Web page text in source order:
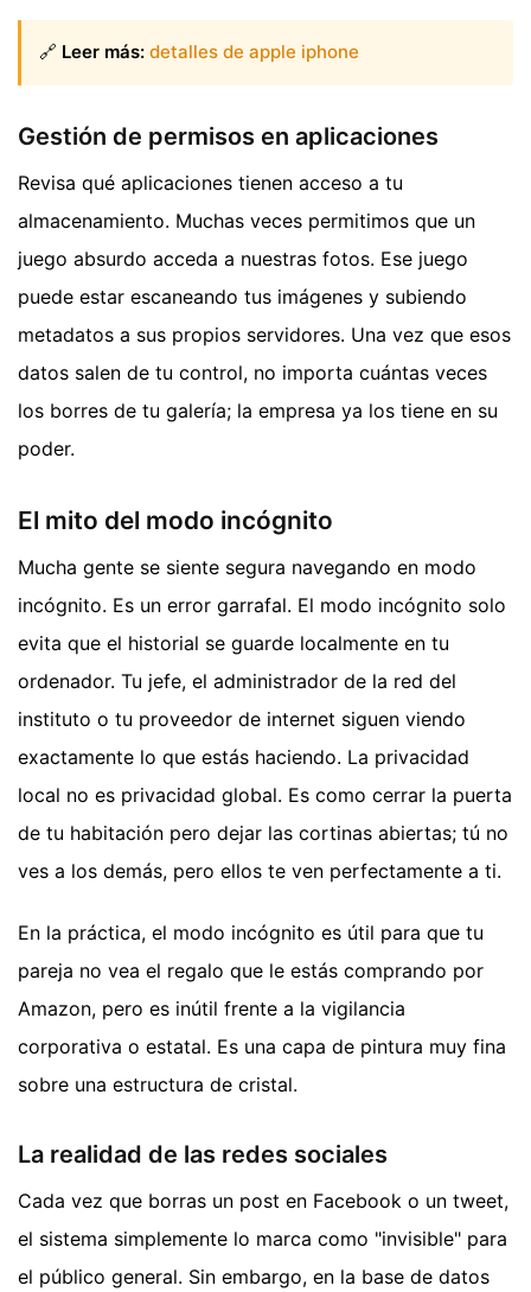
🔗 Leer más: detalles de apple iphone
Gestión de permisos en aplicaciones
Revisa qué aplicaciones tienen acceso a tu
almacenamiento. Muchas veces permitimos que un
juego absurdo acceda a nuestras fotos. Ese juego
puede estar escaneando tus imágenes y subiendo
metadatos a sus propios servidores. Una vez que esos
datos salen de tu control, no importa cuántas veces
los borres de tu galería; la empresa ya los tiene en su
poder.
El mito del modo incógnito
Mucha gente se siente segura navegando en modo
incógnito. Es un error garrafal. El modo incógnito solo
evita que el historial se guarde localmente en tu
ordenador. Tu jefe, el administrador de la red del
instituto o tu proveedor de internet siguen viendo
exactamente lo que estás haciendo. La privacidad
local no es privacidad global. Es como cerrar la puerta
de tu habitación pero dejar las cortinas abiertas; tú no
ves a los demás, pero ellos te ven perfectamente a ti.
En la práctica, el modo incógnito es útil para que tu
pareja no vea el regalo que le estás comprando por
Amazon, pero es inútil frente a la vigilancia
corporativa o estatal. Es una capa de pintura muy fina
sobre una estructura de cristal.
La realidad de las redes sociales
Cada vez que borras un post en Facebook o un tweet,
el sistema simplemente lo marca como "invisible" para
el público general. Sin embargo, en la base de datos